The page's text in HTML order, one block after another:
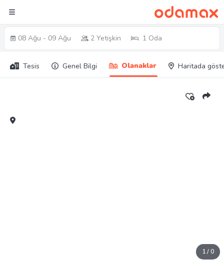
08 Ağu - 09 Ağu 2 Yetişkin 1 Oda
Tesis Genel Bilgi Olanaklar Haritada
1/0